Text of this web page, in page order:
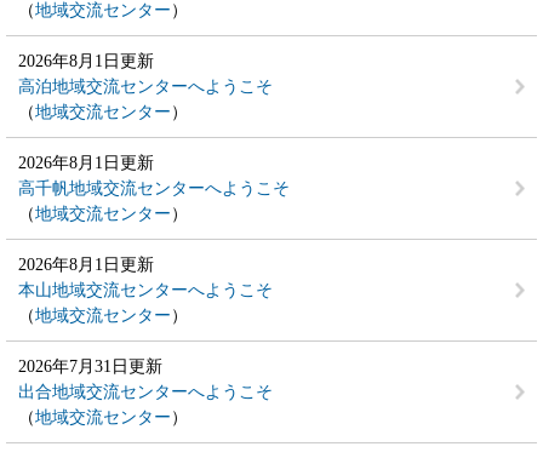
地域交流センター
2026年8月1日更新
高泊地域交流センターへようこそ
地域交流センター
2026年8月1日更新
高千帆地域交流センターへようこそ
地域交流センター
2026年8月1日更新
本山地域交流センターへようこそ
地域交流センター
2026年7月31日更新
出合地域交流センターへようこそ
地域交流センター